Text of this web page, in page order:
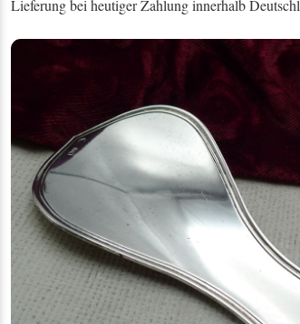
Lieferung bei heutiger Zahlung innerhalb